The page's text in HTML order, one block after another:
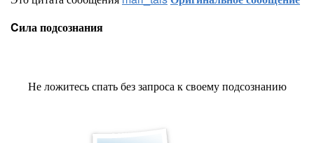
Cила подсознания
Не ложитесь спать без запроса к своему подсознанию